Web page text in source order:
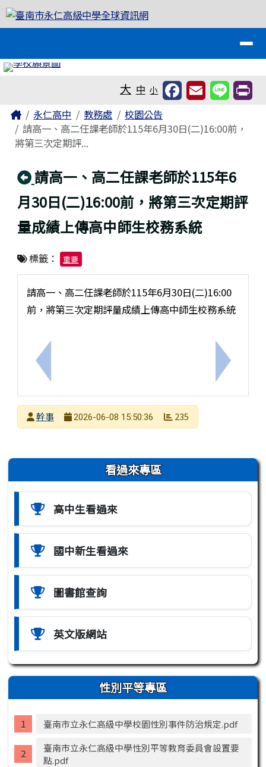
跳至主內容區
臺南市永仁高級中學全球資訊網
大 中 小
主內容區域
Home永仁高中 教務處
校園公告
請高一、高二任課老師於115年6月30日(二)16:00前，
將第三次定期評...
回上頁
請高一、高二任課老師於115年6
月30日(二)16:00前，將第三次定期評
量成績上傳高中師生校務系統
標籤： 重要
上一筆：轉知教育部「高級中等以下學校人工智慧使
請高一、高二任課老師於115年6月30日(二)16:00
前，將第三次定期評量成績上傳高中師生校務系統
下一筆：
發布者
幹事
2026-06-08 15:50:36 235
左邊區域內容 看過來專區
高中生看過來
國中新生看過來
圖書館查詢
英文版網站
性別平等專區
臺南市立永仁高級中學校園性別事件防治規定.pdf
臺南市立永仁高級中學性別平等教育委員會設置要
點.pdf
頁尾區域